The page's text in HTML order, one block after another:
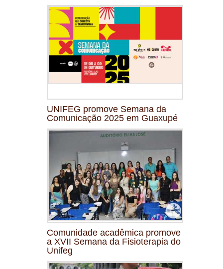
UNIFEG promove Semana da
Comunicação 2025 em Guaxupé
Comunidade acadêmica promove
a XVII Semana da Fisioterapia do
Unifeg